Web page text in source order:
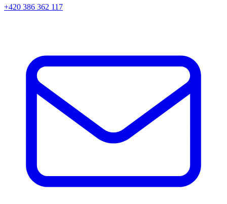
+420 386 362 117